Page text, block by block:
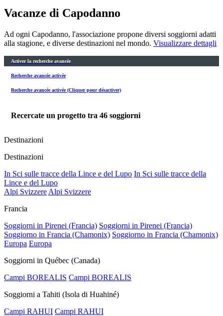
Vacanze di Capodanno
Ad ogni Capodanno, l'associazione propone diversi soggiorni adatti
alla stagione, e diverse destinazioni nel mondo. Visualizzare dettagli
Activer la recherche avancée
Recherche avancée activée
Recherche avancée activée (Cliquer pour désactiver)
Recercate un progetto tra 46 soggiorni
Destinazioni
Destinazioni
In Sci sulle tracce della Lince e del Lupo In Sci sulle tracce della
Lince e del Lupo
Alpi Svizzere Alpi Svizzere
Francia
Soggiorni in Pirenei (Francia) Soggiorni in Pirenei (Francia)
Soggiorno in Francia (Chamonix) Soggiorno in Francia (Chamonix)
Europa Europa
Soggiorni in Québec (Canada)
Campi BOREALIS Campi BOREALIS
Soggiorni a Tahiti (Isola di Huahiné)
Campi RAHUI Campi RAHUI